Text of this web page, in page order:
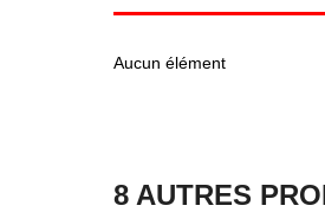
Aucun élément
8 AUTRES